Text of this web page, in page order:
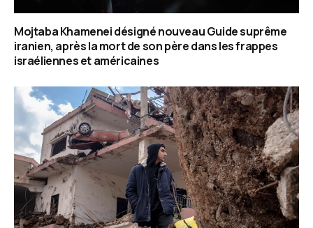
Mojtaba Khamenei désigné nouveau Guide suprême
iranien, après la mort de son père dans les frappes
israéliennes et américaines